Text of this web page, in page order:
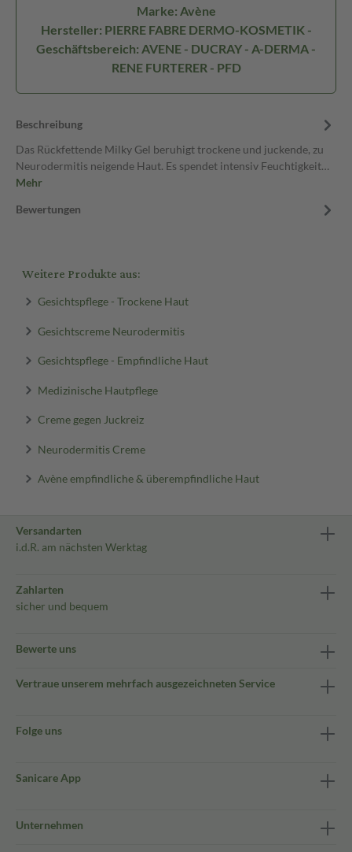
Marke: Avène
Hersteller: PIERRE FABRE DERMO-KOSMETIK -
Geschäftsbereich: AVENE - DUCRAY - A-DERMA -
RENE FURTERER - PFD
Beschreibung
Das Rückfettende Milky Gel beruhigt trockene und juckende, zu
Neurodermitis neigende Haut. Es spendet intensiv Feuchtigkeit…
Mehr
Bewertungen
Weitere Produkte aus:
Gesichtspflege - Trockene Haut
Gesichtscreme Neurodermitis
Gesichtspflege - Empfindliche Haut
Medizinische Hautpflege
Creme gegen Juckreiz
Neurodermitis Creme
Avène empfindliche & überempfindliche Haut
Versandarten
i.d.R. am nächsten Werktag
Zahlarten
sicher und bequem
Bewerte uns
Vertraue unserem mehrfach ausgezeichneten Service
Folge uns
Sanicare App
Unternehmen